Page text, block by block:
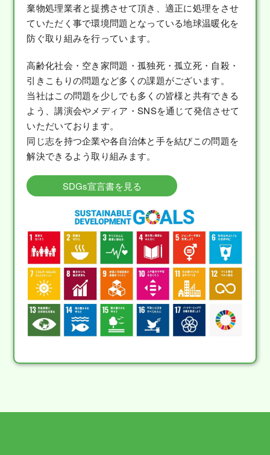
棄物処理業者と提携させて頂き、適正に処理をさせ
ていただく事で環境問題となっている地球温暖化を
防ぐ取り組みを行っています。
高齢化社会・空き家問題・孤独死・孤立死・自殺・
引きこもりの問題など多くの課題がございます。
当社はこの問題を少しでも多くの皆様と共有できる
よう、講演会やメディア・SNSを通じて発信させて
いただいております。
同じ志を持つ企業や各自治体と手を結びこの問題を
解決できるよう取り組みます。
SDGs宣言書を見る